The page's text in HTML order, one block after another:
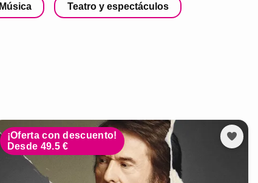
Música Teatro y espectáculos
¡Oferta con descuento!
Desde 49.5 €